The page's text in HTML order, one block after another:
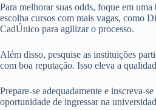
Para melhorar suas odds, foque em
escolha cursos com mais vagas, como
CadÚnico para agilizar o processo.
Além disso, pesquise as instituições
com boa reputação. Isso eleva a
Prepare-se adequadamente e inscreva-
oportunidade de ingressar na